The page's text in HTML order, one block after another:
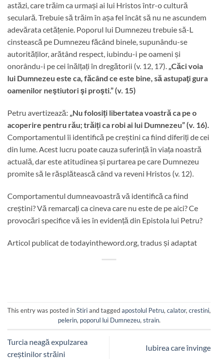
astăzi, care trăim ca urmași ai lui Hristos într-o cultură
seculară. Trebuie să trăim în așa fel încât să nu ne ascundem
adevărata cetățenie. Poporul lui Dumnezeu trebuie să-L
cinstească pe Dumnezeu făcând binele, supunându-se
autorităților, arătând respect, iubindu-i pe oameni și
onorându-i pe cei înălțați în dregătorii (v. 12, 17). „Căci voia
lui Dumnezeu este ca, făcând ce este bine, să astupaţi gura
oamenilor neştiutori şi proşti.” (v. 15)
Petru avertizează: „Nu folosiți libertatea voastră ca pe o
acoperire pentru rău; trăiți ca robi ai lui Dumnezeu” (v. 16).
Comportamentul îi identifică pe creștini ca fiind diferiți de cei
din lume. Acest lucru poate cauza suferință în viața noastră
actuală, dar este atitudinea și purtarea pe care Dumnezeu
promite să le răsplătească când va reveni Hristos (v. 12).
Comportamentul dumneavoastră vă identifică ca fiind
creștini? Vă remarcați ca cineva care nu este de pe aici? Ce
provocări specifice vă ies în evidență din Epistola lui Petru?
Articol publicat de todayintheword.org, tradus și adaptat
This entry was posted inStiriand taggedapostolul Petru, calator, crestini,
pelerin, poporul lui Dumnezeu, strain.
Turcia neagă expulzarea
creștinilor străini
Iubirea care învinge